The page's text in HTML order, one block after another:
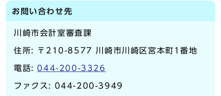
お問い合わせ先
川崎市会計室審査課
住所: 〒210-8577 川崎市川崎区宮本町1番地
電話: 044-200-3326
ファクス: 044-200-3949